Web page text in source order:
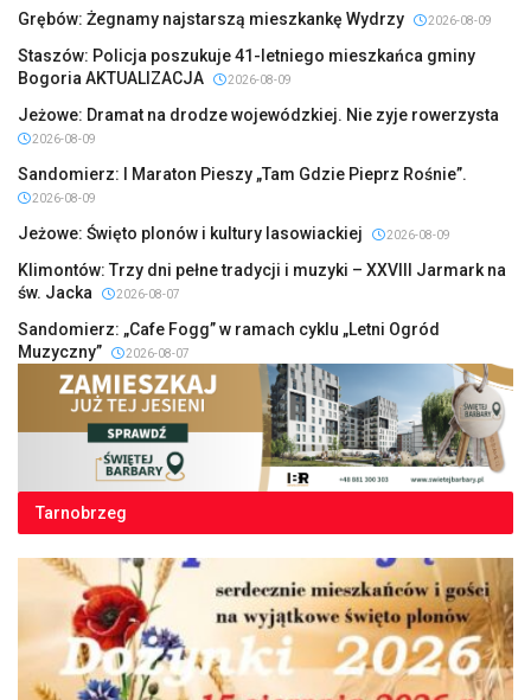
Grębów: Żegnamy najstarszą mieszkankę Wydrzy 2026-08-09
Staszów: Policja poszukuje 41-letniego mieszkańca gminy
Bogoria AKTUALIZACJA
2026-08-09
Jeżowe: Dramat na drodze wojewódzkiej. Nie zyje rowerzysta
2026-08-09
Sandomierz: I Maraton Pieszy „Tam Gdzie Pieprz Rośnie”.
2026-08-09
Jeżowe: Święto plonów i kultury lasowiackiej 2026-08-09
Klimontów: Trzy dni pełne tradycji i muzyki – XXVIII Jarmark na
św. Jacka
2026-08-07
Sandomierz: „Cafe Fogg” w ramach cyklu „Letni Ogród
Muzyczny”
2026-08-07
Tarnobrzeg